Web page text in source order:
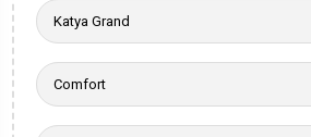
Katya Grand
Comfort